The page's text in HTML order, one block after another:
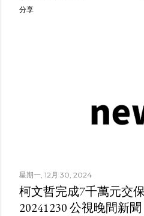
分享
星期一, 12月 30, 2024
柯文哲完成7千萬元交
20241230 公視晚間新聞